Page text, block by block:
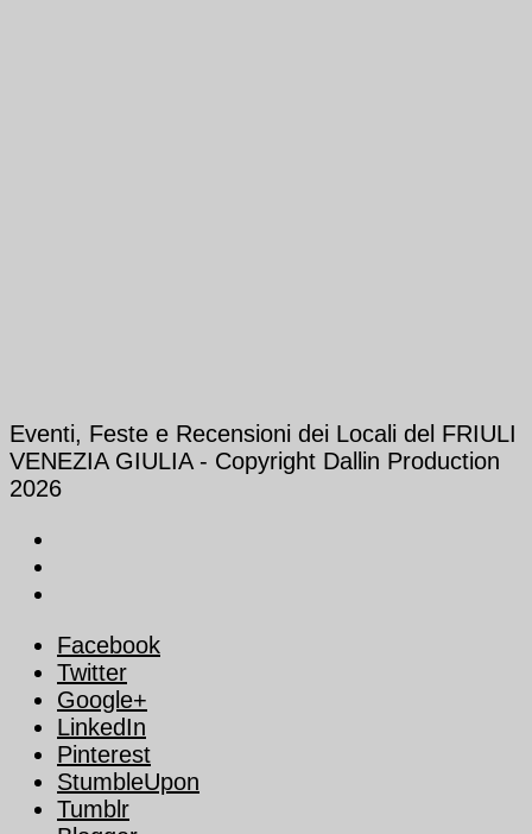
Eventi, Feste e Recensioni dei Locali del FRIULI
VENEZIA GIULIA - Copyright Dallin Production
2026
Facebook
Twitter
Google+
LinkedIn
Pinterest
StumbleUpon
Tumblr